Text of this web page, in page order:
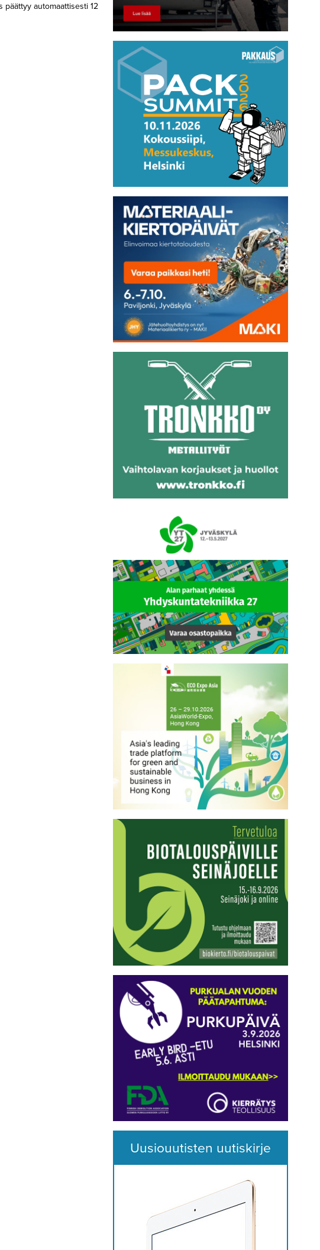
päättyy automaattisesti 12
Uusiouutisten uutiskirje